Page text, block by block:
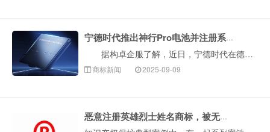
宁德时代推出神行Pro电池并注册系列商标
据构卓企服了解，近日，宁德时代在德国慕尼黑车展发布NP3.0电池安全技术平台，并推出首款磷酸铁锂动力电池‘神行Pro’。查询显示，宁德时代已申请注···
商标新闻 2025-09-09
恶意注册英雄烈士姓名商标，被无效！